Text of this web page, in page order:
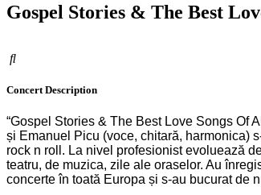
Gospel Stories & The Best
Concert Description
“Gospel Stories & The Best Love Songs Of
și Emanuel Picu (voce, chitară, harmonica)
rock n roll. La nivel profesionist evoluează
teatru, de muzica, zile ale oraselor. Au
concerte în toată Europa și s-au bucurat de